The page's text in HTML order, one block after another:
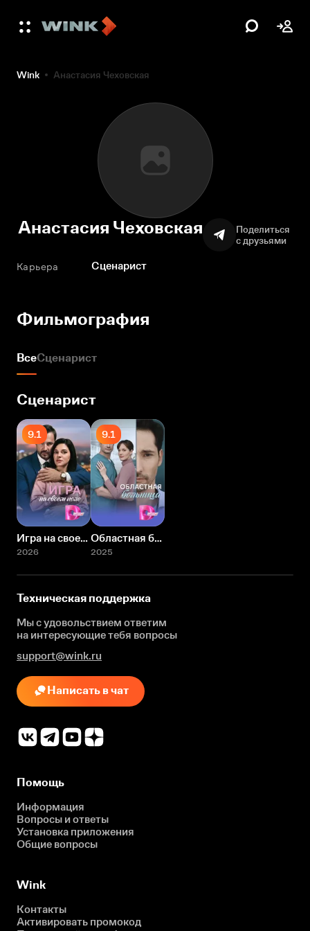
Wink Анастасия Чеховская
Анастасия Чеховская
Поделиться
с друзьями
Карьера Сценарист
Фильмография
ВсеСценарист
Сценарист
9.1
Игра на своем поле
2026
9.1
Областная больница
2025
Техническая поддержка
Мы с удовольствием ответим
на интересующиетебя вопросы
support@wink.ru
Написать в чат
Помощь
Информация
Вопросы и ответы
Установка приложения
Общие вопросы
Wink
Контакты
Активировать промокод